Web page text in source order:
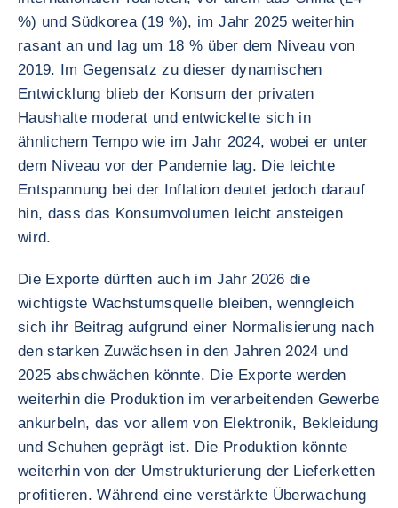
%) und Südkorea (19 %), im Jahr 2025 weiterhin
rasant an und lag um 18 % über dem Niveau von
2019. Im Gegensatz zu dieser dynamischen
Entwicklung blieb der Konsum der privaten
Haushalte moderat und entwickelte sich in
ähnlichem Tempo wie im Jahr 2024, wobei er unter
dem Niveau vor der Pandemie lag. Die leichte
Entspannung bei der Inflation deutet jedoch darauf
hin, dass das Konsumvolumen leicht ansteigen
wird.
Die Exporte dürften auch im Jahr 2026 die
wichtigste Wachstumsquelle bleiben, wenngleich
sich ihr Beitrag aufgrund einer Normalisierung nach
den starken Zuwächsen in den Jahren 2024 und
2025 abschwächen könnte. Die Exporte werden
weiterhin die Produktion im verarbeitenden Gewerbe
ankurbeln, das vor allem von Elektronik, Bekleidung
und Schuhen geprägt ist. Die Produktion könnte
weiterhin von der Umstrukturierung der Lieferketten
profitieren. Während eine verstärkte Überwachung